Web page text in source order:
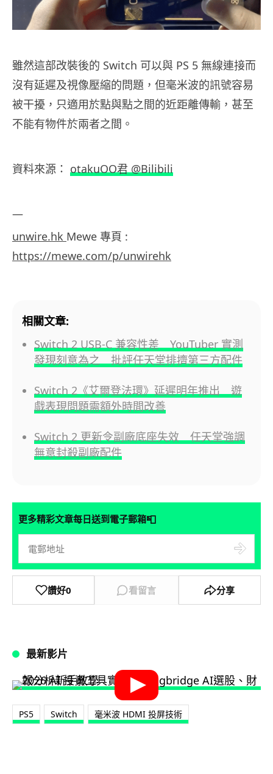
雖然這部改裝後的 Switch 可以與 PS 5 無線連接而
沒有延遲及視像壓縮的問題，但毫米波的訊號容易
被干擾，只適用於點與點之間的近距離傳輸，甚至
不能有物件於兩者之間。
資料來源： otakuOO君 @Bilibili
—
unwire.hk Mewe 專頁 :
https://mewe.com/p/unwirehk
相關文章:
Switch 2 USB-C 兼容性差 YouTuber 實測
發現刻意為之 批評任天堂排擠第三方配件
Switch 2《艾爾登法環》延遲明年推出 遊
戲表現問題需額外時間改善
Switch 2 更新令副廠底座失效 任天堂強調
無意封殺副廠配件
更多精彩文章每日送到電子郵箱📮
讚好0 看留言 分享
最新影片
PS5 Switch 毫米波 HDMI 投屏技術